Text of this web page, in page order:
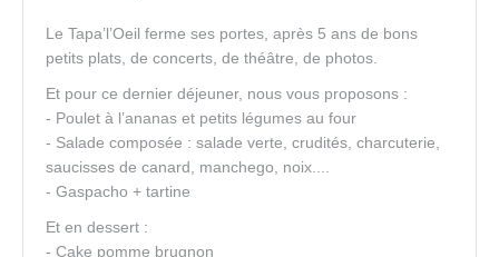
Le Tapa’l’Oeil ferme ses portes, après 5 ans de bons
petits plats, de concerts, de théâtre, de photos.
Et pour ce dernier déjeuner, nous vous proposons :
- Poulet à l’ananas et petits légumes au four
- Salade composée : salade verte, crudités, charcuterie,
saucisses de canard, manchego, noix....
- Gaspacho + tartine
Et en dessert :
- Cake pomme brugnon